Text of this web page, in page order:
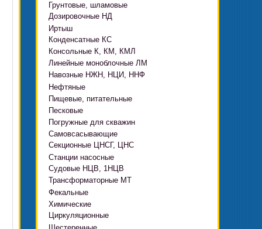
Ф, Фр
с HMS Control
Д, 1Д
ЦН
DeLium
Грунтовые, шламовые
ГРАТ, ГРАК, ГРАР
ВШН
Дозировочные НД
Иртыш
ПФ, НФ, ПД
ЦМЛ
ЦМК
Конденсатные КС
Консольные К, КМ, КМЛ
Линейные моноблочные ЛМ
Навозные НЖН, НЦИ, ННФ
Нефтяные
НВ, НВЕ, НДВ
КМC
4(5,6)НК
КМХ Адонис
Пищевые, питательные
ОНЦ, СНЦ
ЦВК
ПЭ
Поршневые на пару
Песковые
П, ПР, ПБ, ПК, ПРВП
ППР, ППК вертикальные
Погружные для скважин
ЭЦВ Ливнынасос
ЭЦВ Промбурвод
2ЭЦВ
БЦП М
CRS
СПА 4
Самовсасывающие
АНС
С-569
С-245
Секционные ЦНСГ, ЦНС
Станции насосные
СУЗ, HMS Control
Автоматические САУ
Садовые Ингро CAM
Судовые НЦВ, 1НЦВ
Трансформаторные МТ
Фекальные
СМ, 1СМ, 2СМ
СД, СДВ
Химические
Х
Циркуляционные